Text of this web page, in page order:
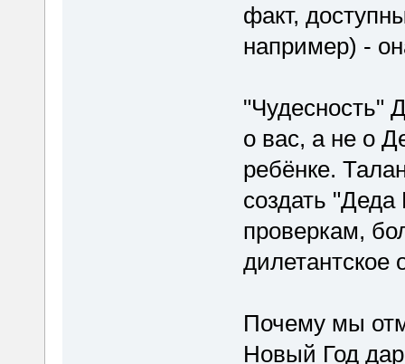
факт,
например) -
"Чудесность"
о вас, а не о
ребёнке.
создать
проверкам,
дилетантское
Почему мы
Новый Год